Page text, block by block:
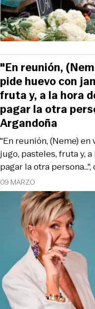
09 MARZO
"En reunión, (Neme)
jugo, pasteles, fruta y,
pagar la otra
"En reunión,
pide huevo con
fruta y, a la hora
pagar la otra
Argandoña